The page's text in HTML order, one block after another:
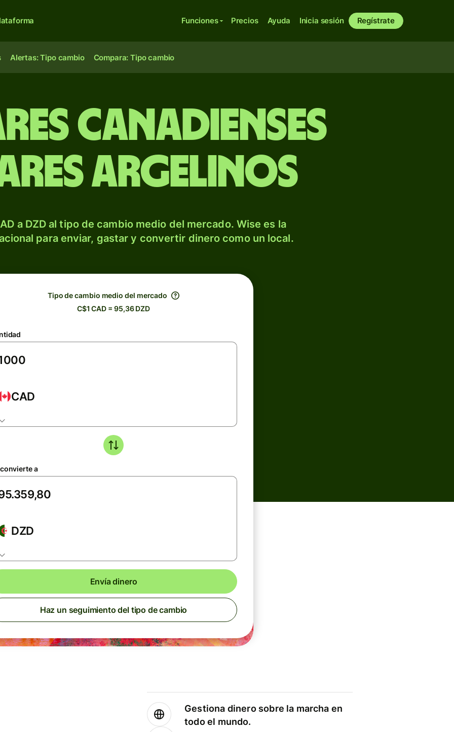
Funciones Precios Ayuda Inicia sesión Regístrate
Alertas: Tipo cambio Compara: Tipo cambio
canadienses
argelinos
a DZD al tipo de cambio medio del mercado. Wise es la
para enviar, gastar y convertir dinero como un local.
Tipo de cambio medio del mercado
C$1 CAD = 95,36 DZD
CAD
a
DZD
Envía dinero
Haz un seguimiento del tipo de cambio
Gestiona dinero sobre la marcha en
todo el mundo.